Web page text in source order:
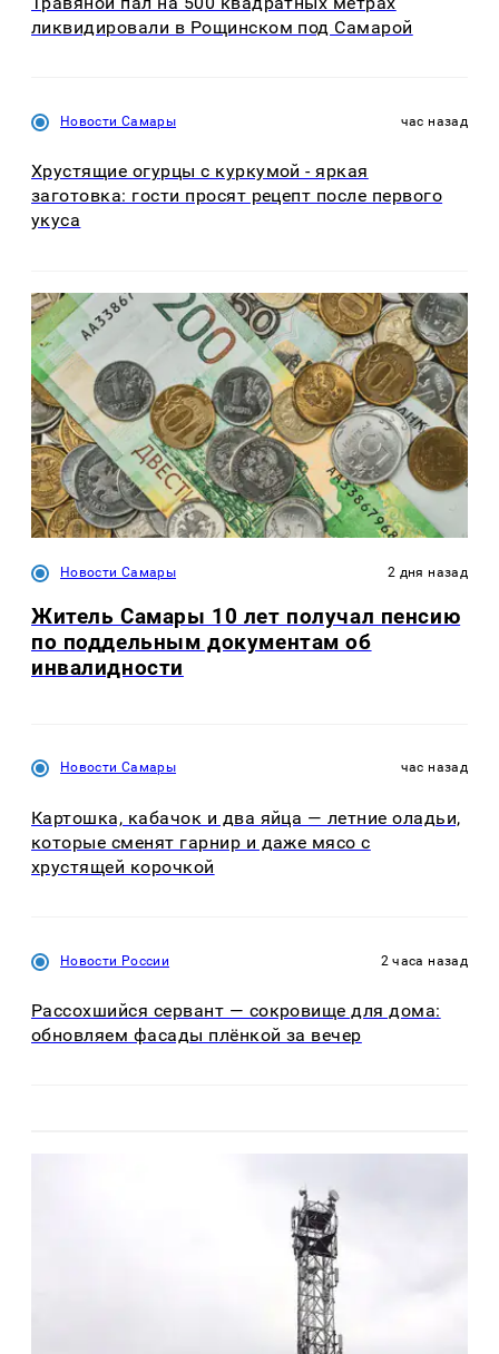
ликвидировали в Рощинском под Самарой
Новости Самары час назад
Хрустящие огурцы с куркумой - яркая
заготовка: гости просят рецепт после первого
укуса
Новости Самары 2 дня назад
Житель Самары 10 лет получал пенсию
по поддельным документам об
инвалидности
Новости Самары час назад
Картошка, кабачок и два яйца — летние оладьи,
которые сменят гарнир и даже мясо с
хрустящей корочкой
Новости России 2 часа назад
Рассохшийся сервант — сокровище для дома:
обновляем фасады плёнкой за вечер